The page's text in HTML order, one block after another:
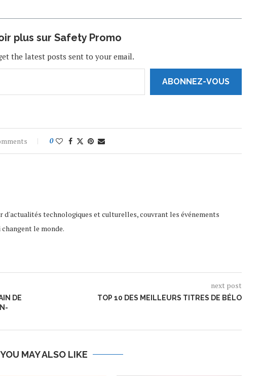
plus sur Safety Promo
the latest posts sent to your email.
ABONNEZ-VOUS
0
d'actualités technologiques et culturelles, couvrant les événements
le monde.
DE
next post
TOP 10 DES MEILLEURS TITRES DE BÉLO
YOU MAY ALSO LIKE